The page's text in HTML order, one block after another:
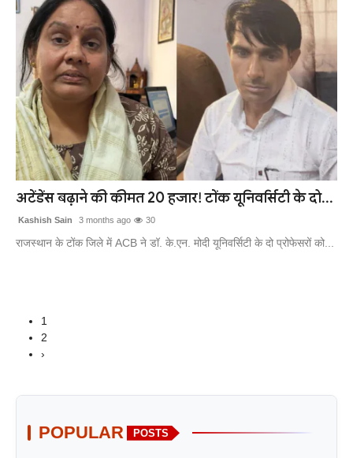
अटेंडेंस बढ़ाने की कीमत 20 हजार! टोंक यूनिवर्सिटी के दो...
Kashish Sain 3 months ago 30
राजस्थान के टोंक जिले में ACB ने डॉ. के.एन. मोदी यूनिवर्सिटी के दो प्रोफेसरों को...
1
2
›
POPULAR POSTS